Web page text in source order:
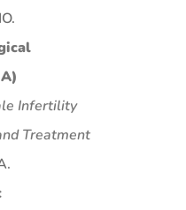
.
Infertility
Treatment
.